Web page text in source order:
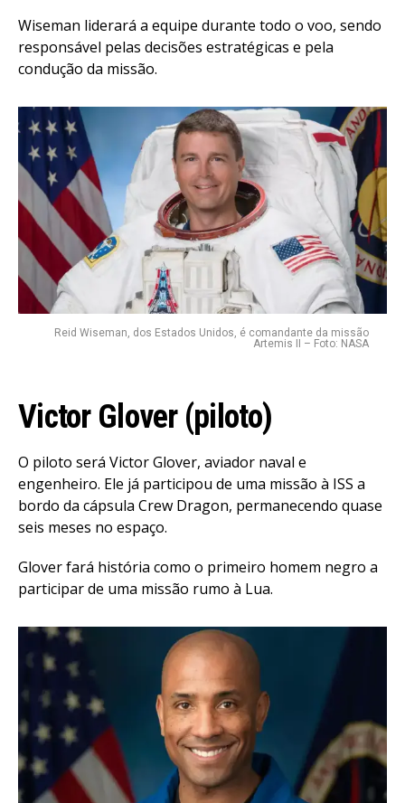
Wiseman liderará a equipe durante todo o voo, sendo
responsável pelas decisões estratégicas e pela
condução da missão.
Reid Wiseman, dos Estados Unidos, é comandante da missão
Artemis II – Foto: NASA
Victor Glover (piloto)
O piloto será Victor Glover, aviador naval e
engenheiro. Ele já participou de uma missão à ISS a
bordo da cápsula Crew Dragon, permanecendo quase
seis meses no espaço.
Glover fará história como o primeiro homem negro a
participar de uma missão rumo à Lua.